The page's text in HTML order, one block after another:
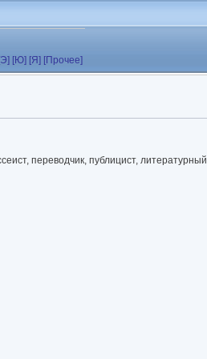
[Э] [Ю] [Я] [Прочее]
переводчик, публицист, литературный